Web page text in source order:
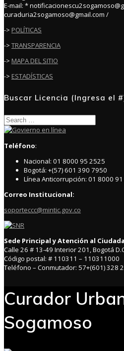
E-mail: *
curaduria2sogamoso@gmail.com /
-> POLÍTICAS
-> TRANSPARENCIA
-> MAPA DEL SITIO
-> ESTADÍSTICAS
Buscar Licencia (Ingresa el
Search
for:
Teléfono:
Nacional: 01 8000 95 2525
Bogotá: +(57) 601 390 7950
Línea Anticorrupción: 01 8000
Correo Institucional:
soporteccc@mintic.gov.co
Sede Principal y Atención al
Calle 26 # 13-49 Interior 201, Bogotá
Código postal: # 110311 – 110311000
Teléfono – Conmutador: 57+(601) 328
Curador
Sogamoso